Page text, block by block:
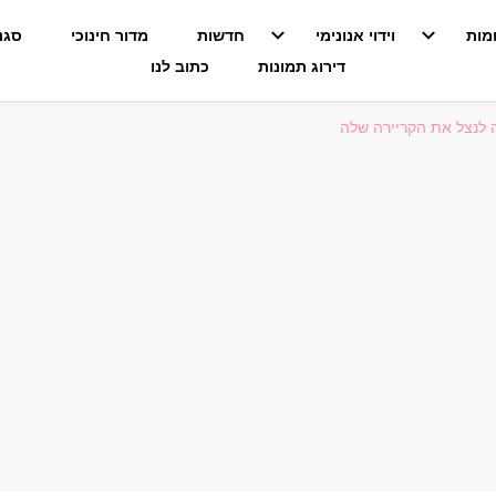
וידוי אנונימי חדשות מדור חינוכי
דירוג תמונות
כתוב לנו
לנצל את הקריירה שלה